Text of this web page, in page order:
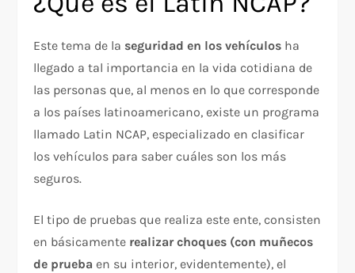
Este tema de la seguridad en los vehículos ha
llegado a tal importancia en la vida cotidiana de
las personas que, al menos en lo que corresponde
a los países latinoamericano, existe un programa
llamado Latin NCAP, especializado en clasificar
los vehículos para saber cuáles son los más
seguros.
El tipo de pruebas que realiza este ente, consisten
en básicamente realizar choques (con muñecos
de prueba en su interior, evidentemente), el